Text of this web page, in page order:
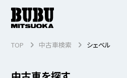
TOP 中古車検索 シェベル